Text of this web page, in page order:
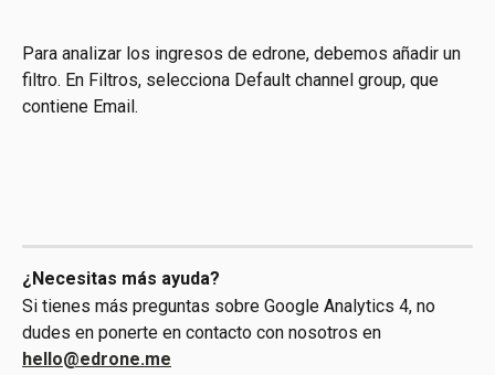
Para analizar los ingresos de edrone, debemos añadir un
filtro. En Filtros, selecciona Default channel group, que
contiene Email.
¿Necesitas más ayuda?
Si tienes más preguntas sobre Google Analytics 4, no
dudes en ponerte en contacto con nosotros en
hello@edrone.me